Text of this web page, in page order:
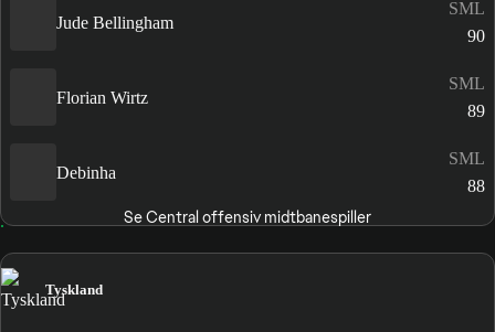
Jude Bellingham
SML
90
Florian Wirtz
SML
89
Debinha
SML
88
Se Central offensiv midtbanespiller
Tyskland